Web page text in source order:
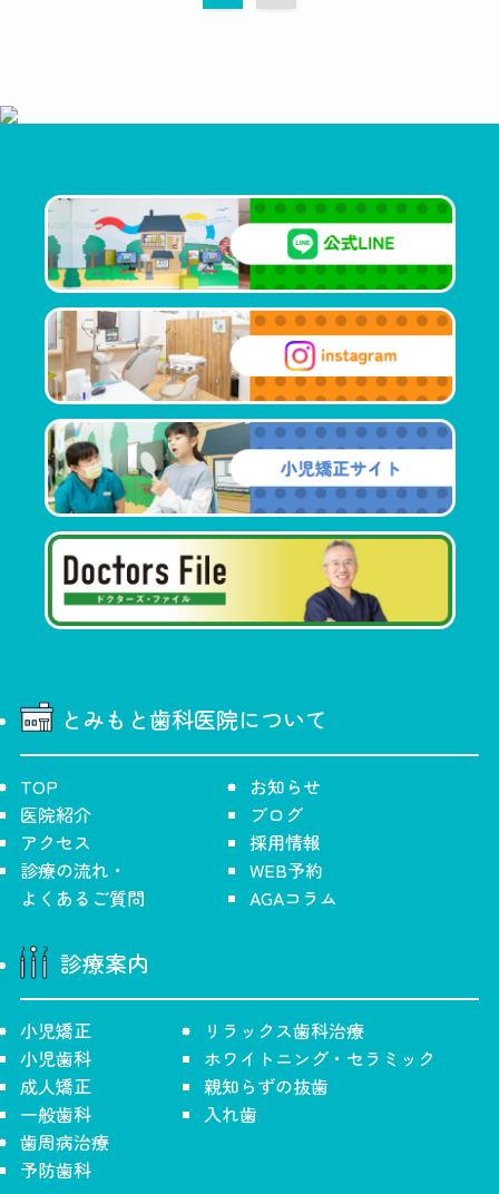
とみもと歯科医院について
TOP
医院紹介
アクセス
診療の流れ・
よくあるご質問
お知らせ
ブログ
採用情報
WEB予約
AGAコラム
診療案内
小児矯正
小児歯科
成人矯正
一般歯科
リラックス歯科治療
ホワイトニング・セラミック
親知らずの抜歯
入れ歯
歯周病治療
予防歯科